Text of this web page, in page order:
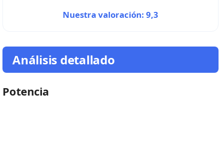
Nuestra valoración: 9,3
Análisis detallado
Potencia